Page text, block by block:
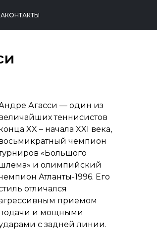
КОНТАКТЫ
Агасси — один из
теннисистов
XX – начала XXI века,
чемпион
«Большого
и олимпийский
Атланты-1996. Его
отличался
приемом
и мощными
с задней линии.